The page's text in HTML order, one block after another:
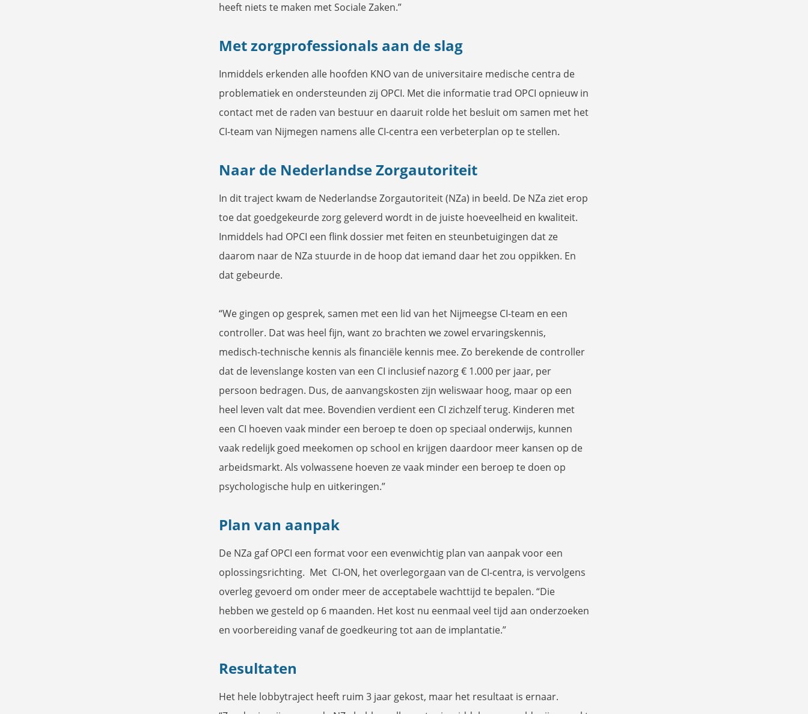
heeft niets te maken met Sociale Zaken.”
Met zorgprofessionals aan de slag
Inmiddels erkenden alle hoofden KNO van de universitaire medische centra de
problematiek en ondersteunden zij OPCI. Met die informatie trad OPCI opnieuw in
contact met de raden van bestuur en daaruit rolde het besluit om samen met het
CI-team van Nijmegen namens alle CI-centra een verbeterplan op te stellen.
Naar de Nederlandse Zorgautoriteit
In dit traject kwam de Nederlandse Zorgautoriteit (NZa) in beeld. De NZa ziet erop
toe dat goedgekeurde zorg geleverd wordt in de juiste hoeveelheid en kwaliteit.
Inmiddels had OPCI een flink dossier met feiten en steunbetuigingen dat ze
daarom naar de NZa stuurde in de hoop dat iemand daar het zou oppikken. En
dat gebeurde.
“We gingen op gesprek, samen met een lid van het Nijmeegse CI-team en een
controller. Dat was heel fijn, want zo brachten we zowel ervaringskennis,
medisch-technische kennis als financiële kennis mee. Zo berekende de controller
dat de levenslange kosten van een CI inclusief nazorg € 1.000 per jaar, per
persoon bedragen. Dus, de aanvangskosten zijn weliswaar hoog, maar op een
heel leven valt dat mee. Bovendien verdient een CI zichzelf terug. Kinderen met
een CI hoeven vaak minder een beroep te doen op speciaal onderwijs, kunnen
vaak redelijk goed meekomen op school en krijgen daardoor meer kansen op de
arbeidsmarkt. Als volwassene hoeven ze vaak minder een beroep te doen op
psychologische hulp en uitkeringen.”
Plan van aanpak
De NZa gaf OPCI een format voor een evenwichtig plan van aanpak voor een
oplossingsrichting. Met CI-ON, het overlegorgaan van de CI-centra, is vervolgens
overleg gevoerd om onder meer de acceptabele wachttijd te bepalen. “Die
hebben we gesteld op 6 maanden. Het kost nu eenmaal veel tijd aan onderzoeken
en voorbereiding vanaf de goedkeuring tot aan de implantatie.”
Resultaten
Het hele lobbytraject heeft ruim 3 jaar gekost, maar het resultaat is ernaar.